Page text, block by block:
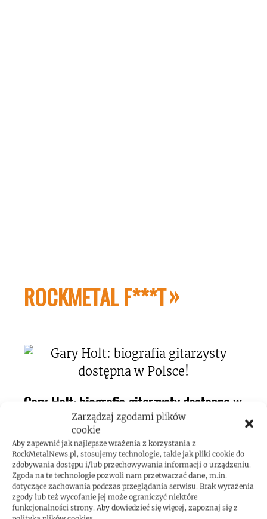
Zarządzaj zgodami plików
cookie
Aby zapewnić jak najlepsze wrażenia z korzystania z
RockMetalNews.pl, stosujemy technologie, takie jak pliki cookie do
zdobywania dostępu i/lub przechowywania informacji o urządzeniu.
Zgoda na te technologie pozwoli nam przetwarzać dane, m.in.
dotyczące zachowania podczas przeglądania serwisu. Brak wyrażenia
zgody lub też wycofanie jej może ograniczyć niektóre
funkcjonalności strony. Aby dowiedzieć się więcej, zapoznaj się z
ROCKMETAL F***T
Gary Holt: biografia gitarzysty dostępna w